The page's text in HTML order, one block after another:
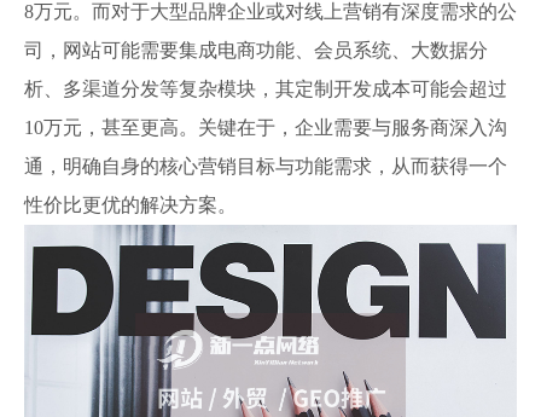
8万元。而对于大型品牌企业或对线上营销有深度需求的公
司，网站可能需要集成电商功能、会员系统、大数据分
析、多渠道分发等复杂模块，其定制开发成本可能会超过
10万元，甚至更高。关键在于，企业需要与服务商深入沟
通，明确自身的核心营销目标与功能需求，从而获得一个
性价比更优的解决方案。